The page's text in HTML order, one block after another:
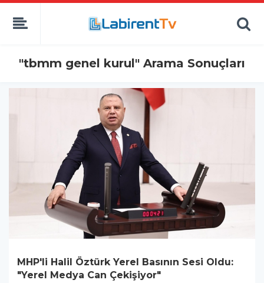
"tbmm genel kurul" Arama Sonuçları
MHP'li Halil Öztürk Yerel Basının Sesi Oldu:
"Yerel Medya Can Çekişiyor"